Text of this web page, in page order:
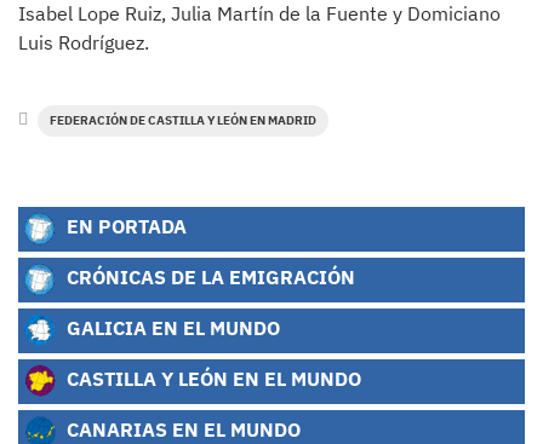
Isabel Lope Ruiz, Julia Martín de la Fuente y Domiciano
Luis Rodríguez.
FEDERACIÓN DE CASTILLA Y LEÓN EN MADRID
EN PORTADA
CRÓNICAS DE LA EMIGRACIÓN
GALICIA EN EL MUNDO
CASTILLA Y LEÓN EN EL MUNDO
CANARIAS EN EL MUNDO